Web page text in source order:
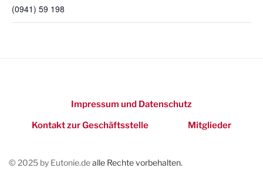
(0941) 59 198
Impressum und Datenschutz
Kontakt zur Geschäftsstelle
Mitglieder
© 2025 by Eutonie.dealle Rechte vorbehalten.